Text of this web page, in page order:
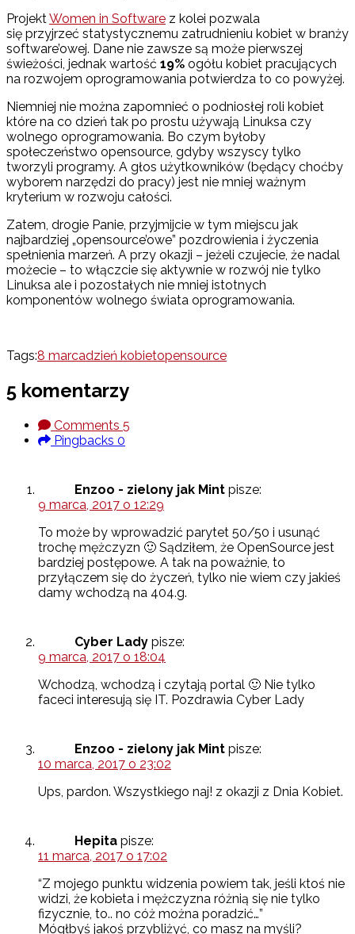
ProjektWomen in Software z kolei pozwala
się przyjrzeć statystycznemu zatrudnieniu kobiet w branży
software’owej. Dane nie zawsze są może pierwszej
świeżości, jednak wartość 19% ogółu kobiet pracujących
na rozwojem oprogramowania potwierdza to co powyżej.
Niemniej nie można zapomnieć o podniosłej roli kobiet
które na co dzień tak po prostu używają Linuksa czy
wolnego oprogramowania. Bo czym byłoby
społeczeństwo opensource, gdyby wszyscy tylko
tworzyli programy. A głos użytkowników (będący choćby
wyborem narzędzi do pracy) jest nie mniej ważnym
kryterium w rozwoju całości.
Zatem, drogie Panie, przyjmijcie w tym miejscu jak
najbardziej „opensource’owe” pozdrowienia i życzenia
spełnienia marzeń. A przy okazji – jeżeli czujecie, że nadal
możecie – to włączcie się aktywnie w rozwój nie tylko
Linuksa ale i pozostałych nie mniej istotnych
komponentów wolnego świata oprogramowania.
Tags:8 marcadzień kobietopensource
5 komentarzy
Comments 5
Pingbacks 0
Enzoo - zielony jak Mint pisze:
9 marca, 2017 o 12:29
To może by wprowadzić parytet 50/50 i usunąć
trochę mężczyzn 🙂 Sądziłem, że OpenSource jest
bardziej postępowe. A tak na poważnie, to
przyłączem się do życzeń, tylko nie wiem czy jakieś
damy wchodzą na 404.g.
Cyber Lady pisze:
9 marca, 2017 o 18:04
Wchodzą, wchodzą i czytają portal 🙂 Nie tylko
faceci interesują się IT. Pozdrawia Cyber Lady
Enzoo - zielony jak Mint pisze:
10 marca, 2017 o 23:02
Ups, pardon. Wszystkiego naj! z okazji z Dnia Kobiet.
Hepita pisze:
11 marca, 2017 o 17:02
“Z mojego punktu widzenia powiem tak, jeśli ktoś nie
widzi, że kobieta i mężczyzna różnią się nie tylko
fizycznie, to.. no cóż można poradzić…”
Mógłbyś jakoś przybliżyć, co masz na myśli?